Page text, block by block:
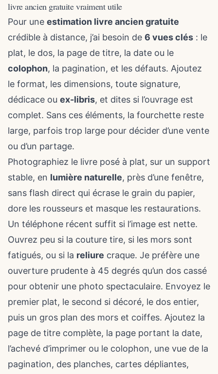
livre ancien gratuite vraiment utile
Pour une estimation livre ancien gratuite
crédible à distance, j’ai besoin de 6 vues clés : le
plat, le dos, la page de titre, la date ou le
colophon, la pagination, et les défauts. Ajoutez
le format, les dimensions, toute signature,
dédicace ou ex-libris, et dites si l’ouvrage est
complet. Sans ces éléments, la fourchette reste
large, parfois trop large pour décider d’une vente
ou d’un partage.
Photographiez le livre posé à plat, sur un support
stable, en lumière naturelle, près d’une fenêtre,
sans flash direct qui écrase le grain du papier,
dore les rousseurs et masque les restaurations.
Un téléphone récent suffit si l’image est nette.
Ouvrez peu si la couture tire, si les mors sont
fatigués, ou si la reliure craque. Je préfère une
ouverture prudente à 45 degrés qu’un dos cassé
pour obtenir une photo spectaculaire. Envoyez le
premier plat, le second si décoré, le dos entier,
puis un gros plan des mors et coiffes. Ajoutez la
page de titre complète, la page portant la date,
l’achevé d’imprimer ou le colophon, une vue de la
pagination, des planches, cartes dépliantes,